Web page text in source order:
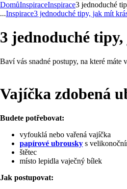
DomůInspiraceInspirace3 jednoduché
...Inspirace3 jednoduché tipy, jak mít
3 jednoduché
Baví vás snadné postupy, na které
Vajíčka zdobená
Budete potřebovat:
vyfouklá nebo vařená vajíčka
papírové ubrousky s
štětec
místo lepidla vaječný bílek
Jak postupovat: